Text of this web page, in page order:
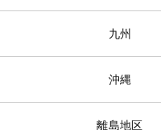
九州
沖縄
離島地区